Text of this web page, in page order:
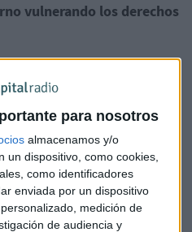
para nosotros
almacenamos y/o
un dispositivo, como cookies,
como identificadores
enviada por un dispositivo
medición de
de audiencia y
vulnerando los derechos